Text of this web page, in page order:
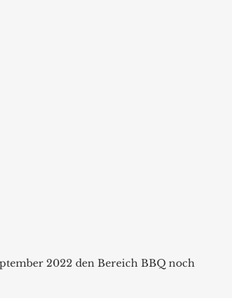
2022 den Bereich BBQ noch